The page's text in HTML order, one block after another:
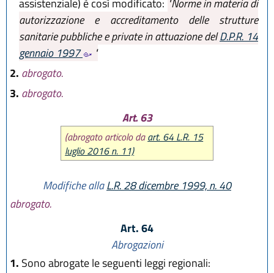
assistenziale) è così modificato: "Norme in materia di
autorizzazione e accreditamento delle strutture
sanitarie pubbliche e private in attuazione delD.P.R. 14
gennaio 1997
"
2. abrogato.
3. abrogato.
Art. 63
(abrogato articolo daart. 64 L.R. 15
luglio 2016 n. 11)
Modifiche allaL.R. 28 dicembre 1999, n. 40
abrogato.
Art. 64
Abrogazioni
1. Sono abrogate le seguenti leggi regionali: